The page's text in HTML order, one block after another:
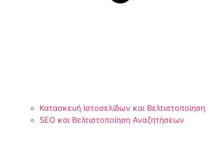
Κατασκευή Ιστοσελίδων και Βελτιστοποίηση
SEO και Βελτιστοποίηση Αναζητήσεων